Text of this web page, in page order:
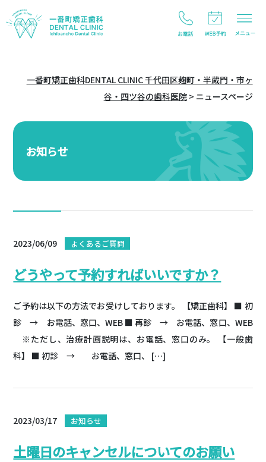
一番町矯正歯科DENTAL CLINIC 千代田区麹町・半蔵門・市ヶ
谷・四ツ谷の歯科医院> ニュースページ
お知らせ
2023/06/09 よくあるご質問
どうやって予約すればいいですか？
ご予約は以下の方法でお受けしております。 【矯正歯科】 ■ 初
診 → お電話、窓口、WEB ■ 再診 → お電話、窓口、WEB
※ただし、治療計画説明は、お電話、窓口のみ。 【一般歯
科】 ■ 初診 → お電話、窓口、 […]
2023/03/17 お知らせ
土曜日のキャンセルについてのお願い